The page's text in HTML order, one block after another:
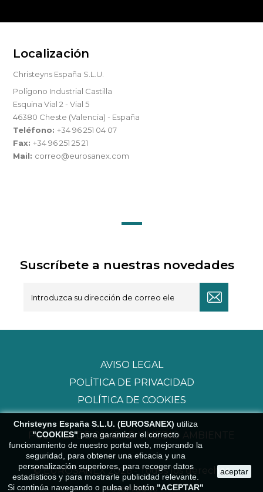
Localización
Christeyns España S.L.U.
Polígono Industrial Castilla
Esquina Vial 2 - Vial 5
46380 Cheste (Valencia) - España
Teléfono:+34 96 251 04 07
Fax:+34 96 251 25 21
Mail: correo@eurosanex.com
Suscríbete a nuestras novedades
Christeyns España S.L.U. (EUROSANEX) utiliza
"COOKIES" para garantizar el correcto
funcionamiento de nuestro portal web, mejorando la
seguridad, para obtener una eficacia y una
personalización superiores, para recoger datos
estadísticos y para mostrarle publicidad relevante.
Si continúa navegando o pulsa el botón "ACEPTAR"
aceptar
AVISO LEGAL
POLÍTICA DE PRIVACIDAD
POLÍTICA DE COOKIES
POLÍTICA DE CALIDAD Y MEDIO AMBIENTE
© EUROSANEX 2026 - Todos los derechos
reservados